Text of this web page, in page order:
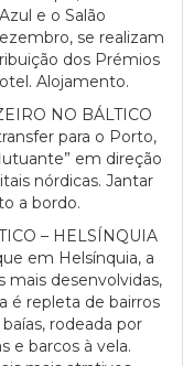
e o Salão
se realizam
dos Prémios
Alojamento.
NO BÁLTICO
para o Porto,
em direção
nórdicas. Jantar
a bordo.
– HELSÍNQUIA
em Helsínquia, a
mais desenvolvidas,
é repleta de bairros
rodeada por
e barcos à vela.